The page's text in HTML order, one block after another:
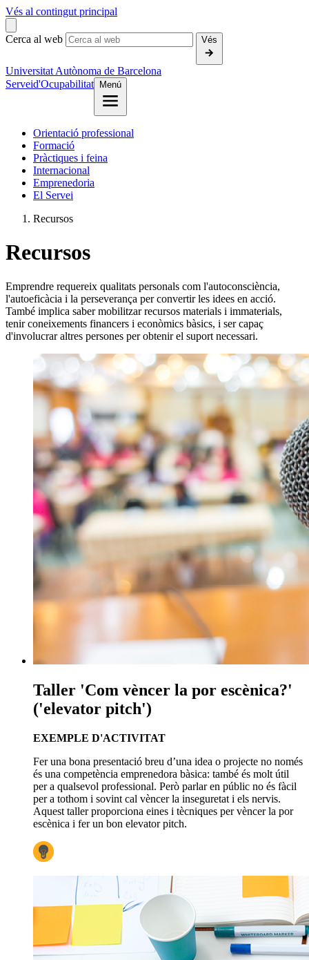
Vés al contingut principal
Cerca al web Vés
Universitat Autònoma de Barcelona
Serveid'Ocupabilitat Menú
Orientació professional
Formació
Pràctiques i feina
Internacional
Emprenedoria
El Servei
Recursos
Recursos
Emprendre requereix qualitats personals com l'autoconsciència,
l'autoeficàcia i la perseverança per convertir les idees en acció.
També implica saber mobilitzar recursos materials i immaterials,
tenir coneixements financers i econòmics bàsics, i ser capaç
d'involucrar altres persones per obtenir el suport necessari.
Taller 'Com vèncer la por escènica?'
('elevator pitch')
EXEMPLE D'ACTIVITAT
Fer una bona presentació breu d’una idea o projecte no només
és una competència emprenedora bàsica: també és molt útil
per a qualsevol professional. Però parlar en públic no és fàcil
per a tothom i sovint cal vèncer la inseguretat i els nervis.
Aquest taller proporciona eines i tècniques per vèncer la por
escènica i fer un bon elevator pitch.